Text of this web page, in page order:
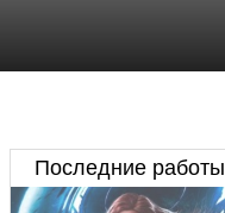
Последние работы